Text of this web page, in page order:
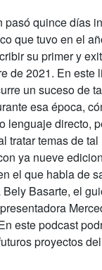
pasó quince días
que tuvo en el
su primer y
de 2021. En este
un suceso de
esa época,
lenguaje directo,
tratar temas de
ya nueve
el que habla de
Basarte, el
este podcast
proyectos